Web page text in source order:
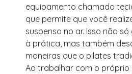
equipamento chamado
que permite que você
suspenso no ar. Isso não
à prática, mas também
maneiras que o pilates
Ao trabalhar com o próprio